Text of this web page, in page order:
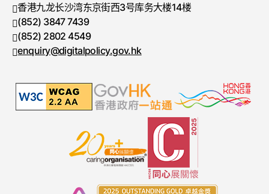
香港九龙长沙湾东京街西3号库务大楼14楼
电话号码
(852) 3847 7439
传真号码
(852) 2802 4549
enquiry@digitalpolicy.gov.hk